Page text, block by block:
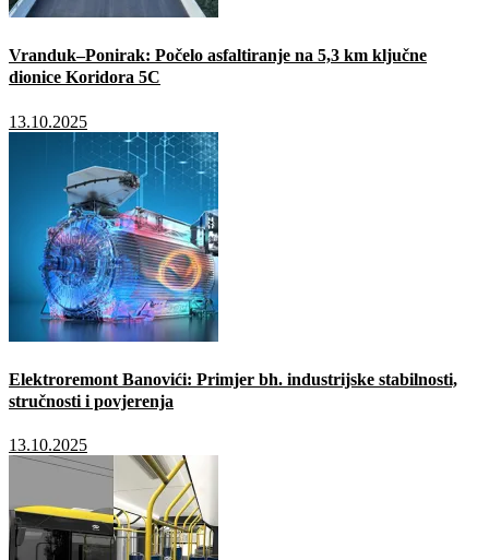
Vranduk–Ponirak: Počelo asfaltiranje na 5,3 km ključne
dionice Koridora 5C
13.10.2025
Elektroremont Banovići: Primjer bh. industrijske stabilnosti,
stručnosti i povjerenja
13.10.2025